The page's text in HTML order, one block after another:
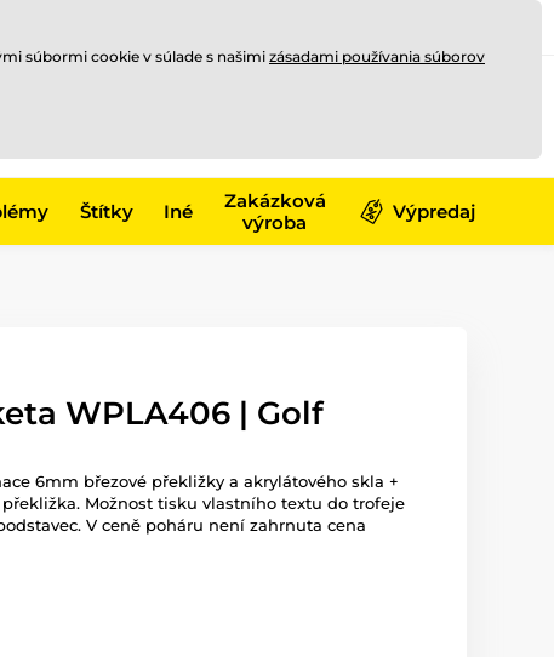
Štítky Iné
Zakázková
výroba
Výpredaj
WPLA406 | Golf
6mm březové překližky a akrylátového skla +
Možnost tisku vlastního textu do trofeje
V ceně poháru není zahrnuta cena
súbormi cookie v súlade s našimi zásadami používania súborov